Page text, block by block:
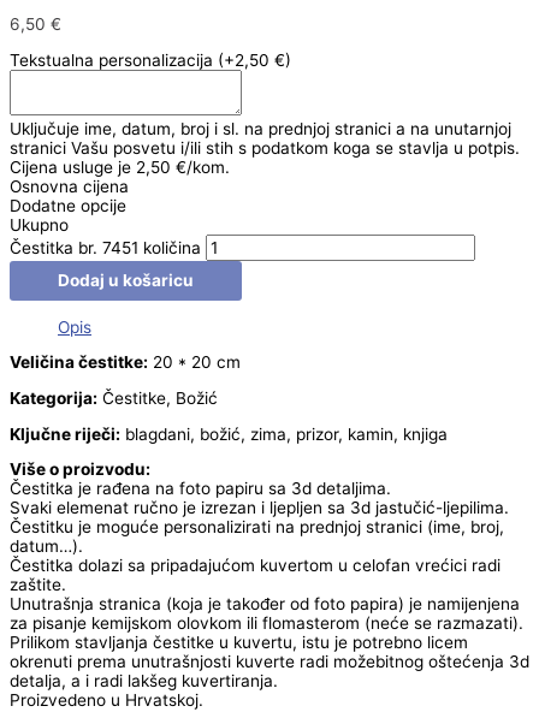
6,50 €
Tekstualna personalizacija (+2,50 €)
Uključuje ime, datum, broj i sl. na prednjoj stranici a na unutarnjoj
stranici Vašu posvetu i/ili stih s podatkom koga se stavlja u potpis.
Cijena usluge je 2,50 €/kom.
Osnovna cijena
Dodatne opcije
Ukupno
Čestitka br. 7451 količina
Dodaj u košaricu
Opis
Veličina čestitke: 20 * 20 cm
Kategorija: Čestitke, Božić
Ključne riječi: blagdani, božić, zima, prizor, kamin, knjiga
Više o proizvodu:
Čestitka je rađena na foto papiru sa 3d detaljima.
Svaki elemenat ručno je izrezan i ljepljen sa 3d jastučić-ljepilima.
Čestitku je moguće personalizirati na prednjoj stranici (ime, broj,
datum…).
Čestitka dolazi sa pripadajućom kuvertom u celofan vrećici radi
zaštite.
Unutrašnja stranica (koja je također od foto papira) je namijenjena
za pisanje kemijskom olovkom ili flomasterom (neće se razmazati).
Prilikom stavljanja čestitke u kuvertu, istu je potrebno licem
okrenuti prema unutrašnjosti kuverte radi možebitnog oštećenja 3d
detalja, a i radi lakšeg kuvertiranja.
Proizvedeno u Hrvatskoj.